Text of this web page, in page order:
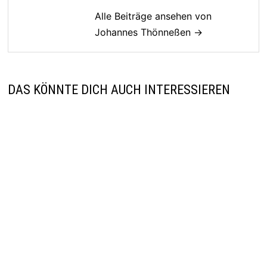
Alle Beiträge ansehen von
Johannes Thönneßen →
DAS KÖNNTE DICH AUCH INTERESSIEREN